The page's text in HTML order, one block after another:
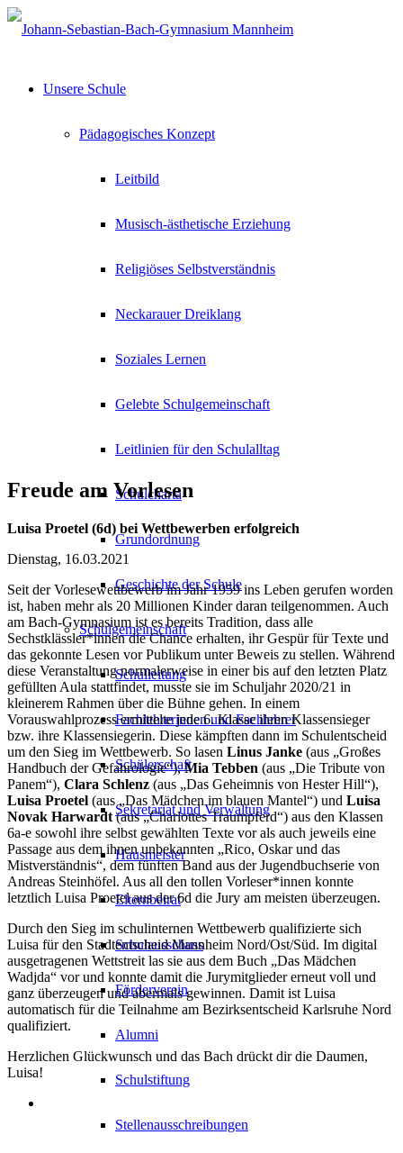
Unsere Schule
Pädagogisches Konzept
Leitbild
Musisch-ästhetische Erziehung
Religiöses Selbstverständnis
Neckarauer Dreiklang
Soziales Lernen
Gelebte Schulgemeinschaft
Leitlinien für den Schulalltag
Schulcharta
Grundordnung
Geschichte der Schule
Schulgemeinschaft
Schulleitung
Fachlehrerinnen und Fachlehrer
Schülerschaft
Sekretariat und Verwaltung
Hausmeister
Elternbeirat
Schulausschuss
Förderverein
Alumni
Schulstiftung
Stellenausschreibungen
Freude am Vorlesen
Luisa Proetel (6d) bei Wettbewerben erfolgreich
Dienstag, 16.03.2021
Seit der Vorlesewettbewerb im Jahr 1959 ins Leben gerufen worden
ist, haben mehr als 20 Millionen Kinder daran teilgenommen. Auch
am Bach-Gymnasium ist es bereits Tradition, dass alle
Sechstklässler*innen die Chance erhalten, ihr Gespür für Texte und
das gekonnte Lesen vor Publikum unter Beweis zu stellen. Während
diese Veranstaltung normalerweise in einer bis auf den letzten Platz
gefüllten Aula stattfindet, musste sie im Schuljahr 2020/21 in
kleinerem Rahmen über die Bühne gehen. In einem
Vorauswahlprozess ermittelte jede 6. Klasse ihren Klassensieger
bzw. ihre Klassensiegerin. Diese kämpften dann im Schulentscheid
um den Sieg im Wettbewerb. So lasen Linus Janke (aus „Großes
Handbuch der Gefahrologie“),Mia Tebben (aus „Die Tribute von
Panem“), Clara Schlenz (aus „Das Geheimnis von Hester Hill“),
Luisa Proetel (aus „Das Mädchen im blauen Mantel“) und Luisa
Novak Harwardt(aus „Charlottes Traumpferd“) aus den Klassen
6a-e sowohl ihre selbst gewählten Texte vor als auch jeweils eine
Passage aus dem ihnen unbekannten „Rico, Oskar und das
Mistverständnis“, dem fünften Band aus der Jugendbuchserie von
Andreas Steinhöfel. Aus all den tollen Vorleser*innen konnte
letztlich Luisa Proetel aus der 6d die Jury am meisten überzeugen.
Durch den Sieg im schulinternen Wettbewerb qualifizierte sich
Luisa für den Stadtentscheid Mannheim Nord/Ost/Süd. Im digital
ausgetragenen Wettstreit las sie aus dem Buch „Das Mädchen
Wadjda“ vor und konnte damit die Jurymitglieder erneut voll und
ganz überzeugen und abermals gewinnen. Damit ist Luisa
automatisch für die Teilnahme am Bezirksentscheid Karlsruhe Nord
qualifiziert.
Herzlichen Glückwunsch und das Bach drückt dir die Daumen,
Luisa!